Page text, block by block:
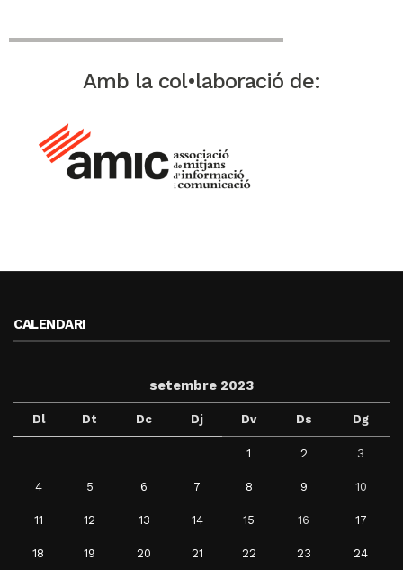
Amb la col•laboració de:
CALENDARI
setembre 2023
Dl Dt Dc Dj Dv Ds Dg
1 2 3
4 5 6 7 8 9 10
11 12 13 14 15 16 17
18 19 20 21 22 23 24